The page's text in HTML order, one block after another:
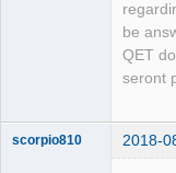
be
QET
seront
scorpio810 2018-